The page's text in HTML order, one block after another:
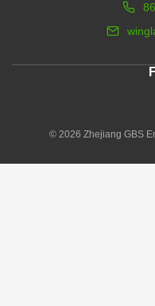
© 2026 Zhejiang GBS